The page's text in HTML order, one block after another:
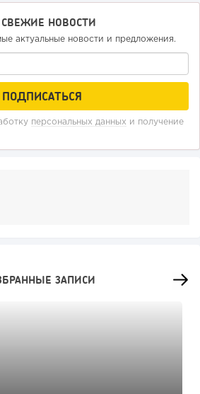
НОВОСТИ
актуальные новости и предложения.
персональных данных и получение
ЗАПИСИ